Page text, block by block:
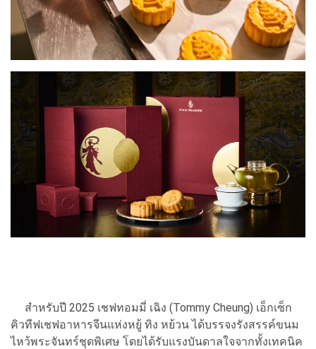
สำหรับปี 2025 เชฟทอมมี่ เฉิง (Tommy Cheung) เอ็กเซ็ก
คิวทีฟเชฟอาหารจีนแห่งหยู้ ทิง หย้วน ได้บรรจงรังสรรค์ขนม
ไหว้พระจันทร์ชุดพิเศษ โดยได้รับแรงบันดาลใจจากทั้งเทคนิค